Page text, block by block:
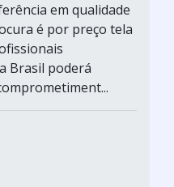
em qualidade
é por preço tela
Brasil poderá